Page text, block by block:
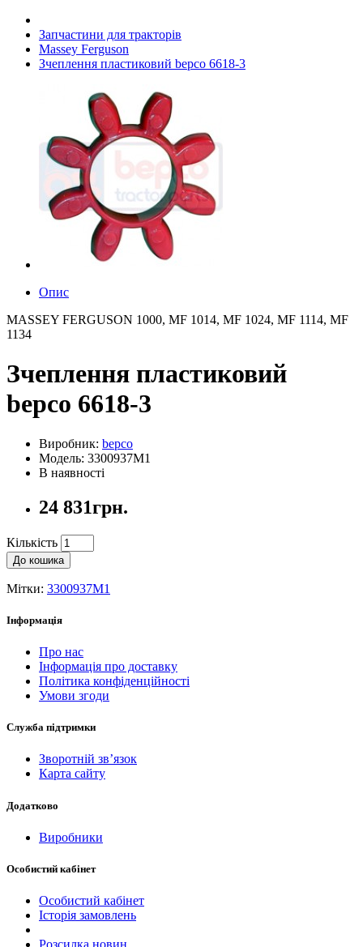
Запчастини для тракторів
Massey Ferguson
Зчеплення пластиковий bepco 6618-3
Опис
MASSEY FERGUSON 1000, MF 1014, MF 1024, MF 1114, MF
1134
Зчеплення пластиковий
bepco 6618-3
Виробник: bepco
Модель: 3300937M1
В наявності
24 831грн.
Кількість
До кошика
Мітки: 3300937M1
Інформація
Про нас
Інформація про доставку
Політика конфіденційності
Умови згоди
Служба підтримки
Зворотній зв’язок
Карта сайту
Додатково
Виробники
Особистий кабінет
Особистий кабінет
Історія замовлень
Розсилка новин